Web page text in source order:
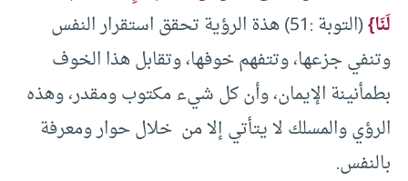
لَنَا}
(التوبة :51) هذة الرؤية تحقق استقرار النفس
وتنفي جزعها، وتتفهم خوفها، وتقابل هذا الخوف
بطمأنينة الإيمان، وأن كل شيء مكتوب ومقدر، وهذه
الرؤي والمسلك لا يتأتي إلا من خلال حوار ومعرفة
بالنفس.